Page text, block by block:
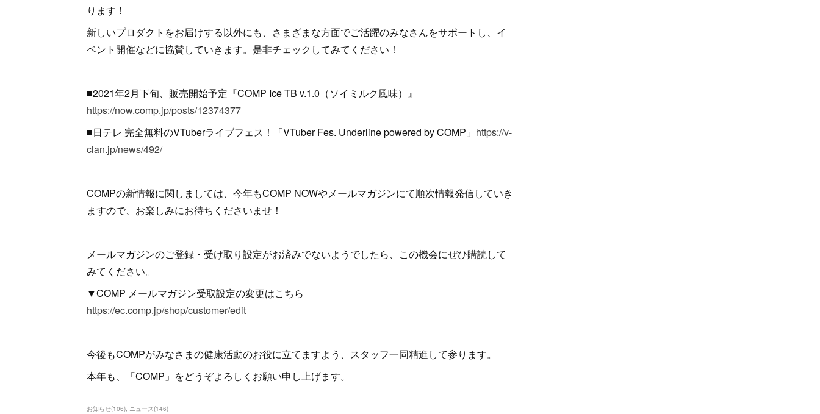
ります！
新しいプロダクトをお届けする以外にも、さまざまな方面でご活躍のみなさんをサポートし、イ
ベント開催などに協賛していきます。是非チェックしてみてください！
■2021年2月下旬、販売開始予定『COMP Ice TB v.1.0（ソイミルク風味）』
https://now.comp.jp/posts/12374377
■日テレ 完全無料のVTuberライブフェス！「VTuber Fes. Underline powered by COMP」 https://v-
clan.jp/news/492/
COMPの新情報に関しましては、今年もCOMP NOWやメールマガジンにて順次情報発信していき
ますので、お楽しみにお待ちくださいませ！
メールマガジンのご登録・受け取り設定がお済みでないようでしたら、この機会にぜひ購読して
みてください。
▼COMP メールマガジン受取設定の変更はこちら
https://ec.comp.jp/shop/customer/edit
今後もCOMPがみなさまの健康活動のお役に立てますよう、スタッフ一同精進して参ります。
本年も、「COMP」をどうぞよろしくお願い申し上げます。
お知らせ(106) ニュース(146)